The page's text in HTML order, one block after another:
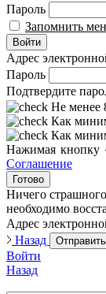
Пароль
Запомнить
Войти
Адрес
Пароль
Подтвердите
Не менее
Как
Как
Нажимая кнопку
Соглашение
Готово
Ничего
необходимо
Адрес
Назад
Отправить
Войти
Назад